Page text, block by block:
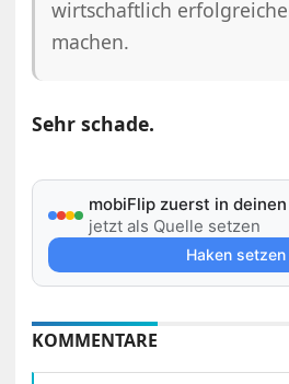
wirtschaftlich
machen.
Sehr schade.
mobiFlip zuerst in
jetzt als Quelle setzen
Haken
KOMMENTARE